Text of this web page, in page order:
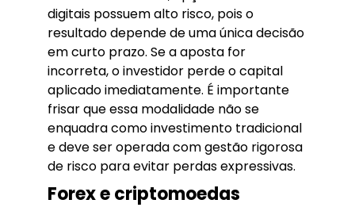
digitais possuem alto risco, pois o
resultado depende de uma única decisão
em curto prazo. Se a aposta for
incorreta, o investidor perde o capital
aplicado imediatamente. É importante
frisar que essa modalidade não se
enquadra como investimento tradicional
e deve ser operada com gestão rigorosa
de risco para evitar perdas expressivas.
Forex e criptomoedas